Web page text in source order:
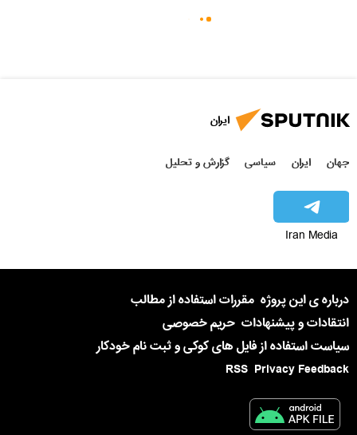
ایران
جهان ایران سیاسی گزارش و تحلیل
Iran Media
درباره ی این پروژه مقررات استفاده از مطالب
انتقادات و پیشنهادات حریم خصوصی
سیاست استفاده از فایل های کوکی و ثبت نام خودکار
Privacy Feedback
RSS